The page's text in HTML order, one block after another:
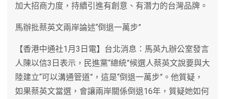
加大招商力度，持續引進有創意、有潛力的台灣品牌。
馬辦批蔡英文兩岸論述“倒退一萬步”
【香港中通社1月3日電】台北消息：馬英九辦公室發言
人陳以信3日表示，民進黨“總統”候選人蔡英文說要與大
陸建立“可以溝通管道”，這是“倒退一萬步”。他質疑，
如果蔡英文當選，會讓兩岸關係倒退16年，質疑她如何